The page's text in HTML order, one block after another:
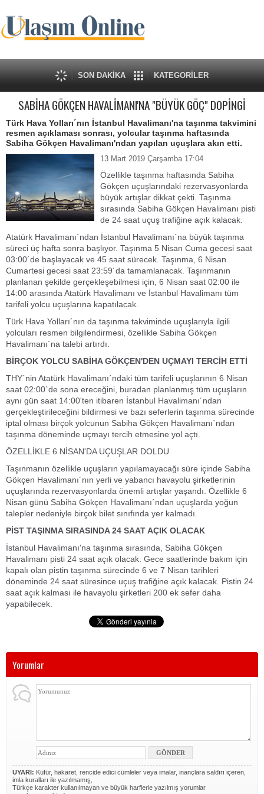
SON DAKİKA KATEGORİLER
SABİHA GÖKÇEN HAVALİMANI'NA "BÜYÜK GÖÇ" DOPİNGİ
Türk Hava Yolları´nın İstanbul Havalimanı'na taşınma takvimini
resmen açıklaması sonrası, yolcular taşınma haftasında
Sabiha Gökçen Havalimanı'ndan yapılan uçuşlara akın etti.
13 Mart 2019 Çarşamba 17:04
Özellikle taşınma haftasında Sabiha
Gökçen uçuşlarındaki rezervasyonlarda
büyük artışlar dikkat çekti. Taşınma
sırasında Sabiha Gökçen Havalimanı pisti
de 24 saat uçuş trafiğine açık kalacak.
Atatürk Havalimanı´ndan İstanbul Havalimanı´na büyük taşınma
süreci üç hafta sonra başlıyor. Taşınma 5 Nisan Cuma gecesi saat
03:00´de başlayacak ve 45 saat sürecek. Taşınma, 6 Nisan
Cumartesi gecesi saat 23:59´da tamamlanacak. Taşınmanın
planlanan şekilde gerçekleşebilmesi için, 6 Nisan saat 02:00 ile
14:00 arasında Atatürk Havalimanı ve İstanbul Havalimanı tüm
tarifeli yolcu uçuşlarına kapatılacak.
Türk Hava Yolları´nın da taşınma takviminde uçuşlarıyla ilgili
yolcuları resmen bilgilendirmesi, özellikle Sabiha Gökçen
Havalimanı´na talebi artırdı.
BİRÇOK YOLCU SABİHA GÖKÇEN'DEN UÇMAYI TERCİH ETTİ
THY´nin Atatürk Havalimanı´ndaki tüm tarifeli uçuşlarının 6 Nisan
saat 02:00`de sona ereceğini, buradan planlanmış tüm uçuşların
aynı gün saat 14:00'ten itibaren İstanbul Havalimanı´ndan
gerçekleştirileceğini bildirmesi ve bazı seferlerin taşınma sürecinde
iptal olması birçok yolcunun Sabiha Gökçen Havalimanı´ndan
taşınma döneminde uçmayı tercih etmesine yol açtı.
ÖZELLİKLE 6 NİSAN'DA UÇUŞLAR DOLDU
Taşınmanın özellikle uçuşların yapılamayacağı süre içinde Sabiha
Gökçen Havalimanı´nın yerli ve yabancı havayolu şirketlerinin
uçuşlarında rezervasyonlarda önemli artışlar yaşandı. Özellikle 6
Nisan günü Sabiha Gökçen Havalimanı´ndan uçuşlarda yoğun
talepler nedeniyle birçok bilet sınıfında yer kalmadı.
PİST TAŞINMA SIRASINDA 24 SAAT AÇIK OLACAK
İstanbul Havalimanı'na taşınma sırasında, Sabiha Gökçen
Havalimanı pisti 24 saat açık olacak. Gece saatlerinde bakım için
kapalı olan pistin taşınma sürecinde 6 ve 7 Nisan tarihleri
döneminde 24 saat süresince uçuş trafiğine açık kalacak. Pistin 24
saat açık kalması ile havayolu şirketleri 200 ek sefer daha
yapabilecek.
Yorumlar
UYARI: Küfür, hakaret, rencide edici cümleler veya imalar, inançlara saldırı içeren,
imla kuralları ile yazılmamış,
Türkçe karakter kullanılmayan ve büyük harflerle yazılmış yorumlar